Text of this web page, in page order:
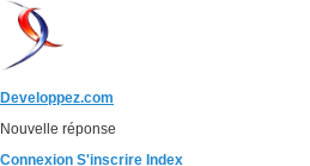
Developpez.com
Nouvelle réponse
Connexion S'inscrire Index